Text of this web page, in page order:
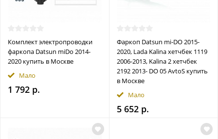
Комплект электропроводки
фаркопа Datsun miDo 2014-
2020 купить в Москве
Мало
1 792 р.
Фаркоп Datsun mi-DO 2015-
2020, Lada Kalina хетчбек 1119
2006-2013, Kalina 2 хетчбек
2192 2013- DO 05 AvtoS купить
в Москве
Мало
5 652 р.